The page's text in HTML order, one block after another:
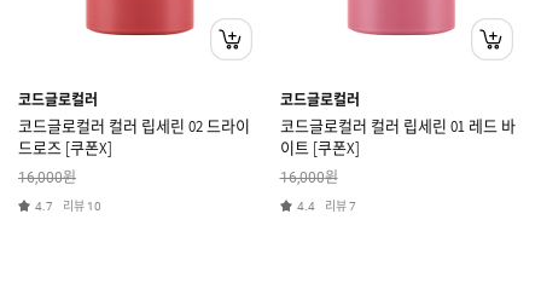
코드글로컬러
코드글로컬러 컬러 립세린 02 드라이
드로즈 [쿠폰X]
16,000원
4.7 리뷰 10
코드글로컬러
코드글로컬러 컬러 립세린 01 레드 바
이트 [쿠폰X]
16,000원
4.4 리뷰7